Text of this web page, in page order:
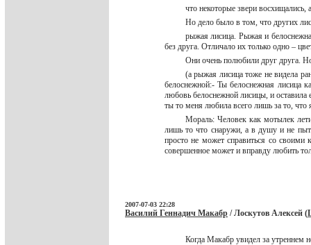
что некоторые звери восхищались,
Но дело было в том, что других
рыжая лисица. Рыжая и
без друга. Отличало их только одно –
Они очень полюбили друг друга.
(а рыжая лисица тоже не видела
белоснежной:- Ты белоснежная
любовь белоснежной лисицы, и
ты то меня любила всего лишь за то,
Мораль: Человек как мотылек
лишь то что снаружи, а в душу и не
просто не может справиться со
совершенное может и вправду любить
2007-07-03 22:28
Василий Геннадич Макабр / Лоскутов Алексей (
Когда Макабр увидел за утреннем